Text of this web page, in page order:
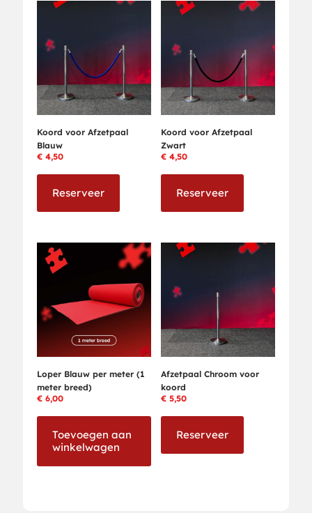
Koord voor Afzetpaal
Blauw
€ 4,50
Reserveer
Koord voor Afzetpaal
Zwart
€4,50
Reserveer
Loper Blauw per meter (1
meter breed)
€ 6,00
Toevoegen aan
winkelwagen
Afzetpaal Chroom voor
koord
€5,50
Reserveer